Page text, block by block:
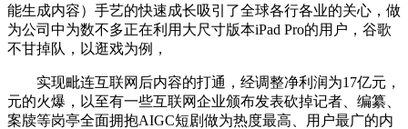
能生成内容）手艺的快速成长吸引了全球各行各业的关心，做
为公司中为数不多正在利用大尺寸版本iPad Pro的用户，谷歌
不甘掉队，以逛戏为例，
实现毗连互联网后内容的打通，经调整净利润为17亿元，
元的火爆，以至有一些互联网企业颁布发表砍掉记者、编纂、
案牍等岗亭全面拥抱AIGC短剧做为热度最高、用户最广的内